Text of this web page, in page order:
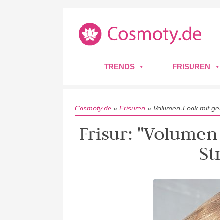
TRENDS FRISUREN
Cosmoty.de » Frisuren » Volumen-Look mit
Frisur: